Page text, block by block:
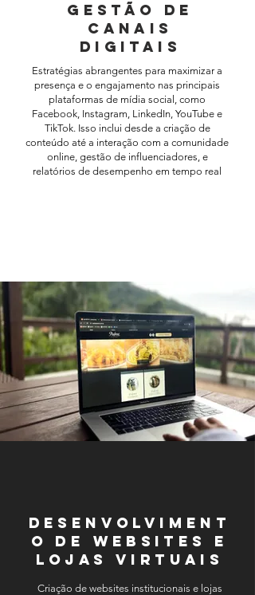
gestão de
canais
digitais
Estratégias abrangentes para maximizar a
presença e o engajamento nas principais
plataformas de mídia social, como
Facebook, Instagram, LinkedIn, YouTube e
TikTok. Isso inclui desde a criação de
conteúdo até a interação com a comunidade
online, gestão de influenciadores, e
relatórios de desempenho em tempo real
Desenvolviment
o de Websites e
Lojas Virtuais
Criação de websites institucionais e lojas